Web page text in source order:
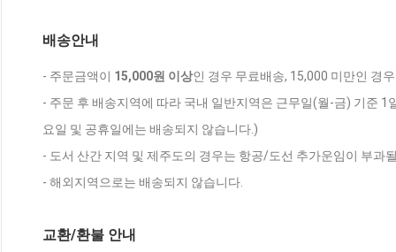
배송안내
- 주문금액이 15,000원 이상인 경우 무료배송, 15,000 미만인 경
- 주문 후 배송지역에 따라 국내 일반지역은 근무일(월-금) 기준
요일 및 공휴일에는 배송되지 않습니다.)
- 도서 산간 지역 및 제주도의 경우는 항공/도선 추가운임이 부과
- 해외지역으로는 배송되지 않습니다.
교환/환불 안내